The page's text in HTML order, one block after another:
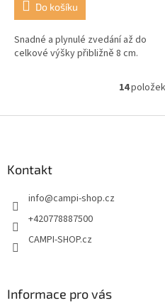
Do košíku
Snadné a plynulé zvedání až do
celkové výšky přibližně 8 cm.
O
l
14
Kontakt
info@campi-shop.cz
+420778887500
CAMPI-SHOP.cz
Informace pro vás